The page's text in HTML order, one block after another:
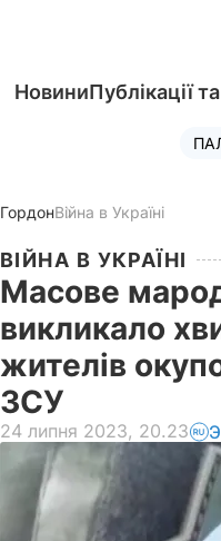
НовиниПублікації
ГордонВійна в Україні
ВІЙНА В УКРАЇНІ
Масове
викликало
жителів
ЗСУ
24 липня 2023, 20.23